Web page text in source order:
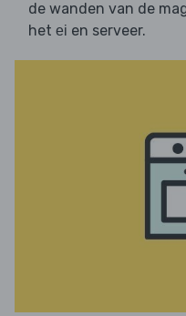
de wanden van de
het ei en serveer.